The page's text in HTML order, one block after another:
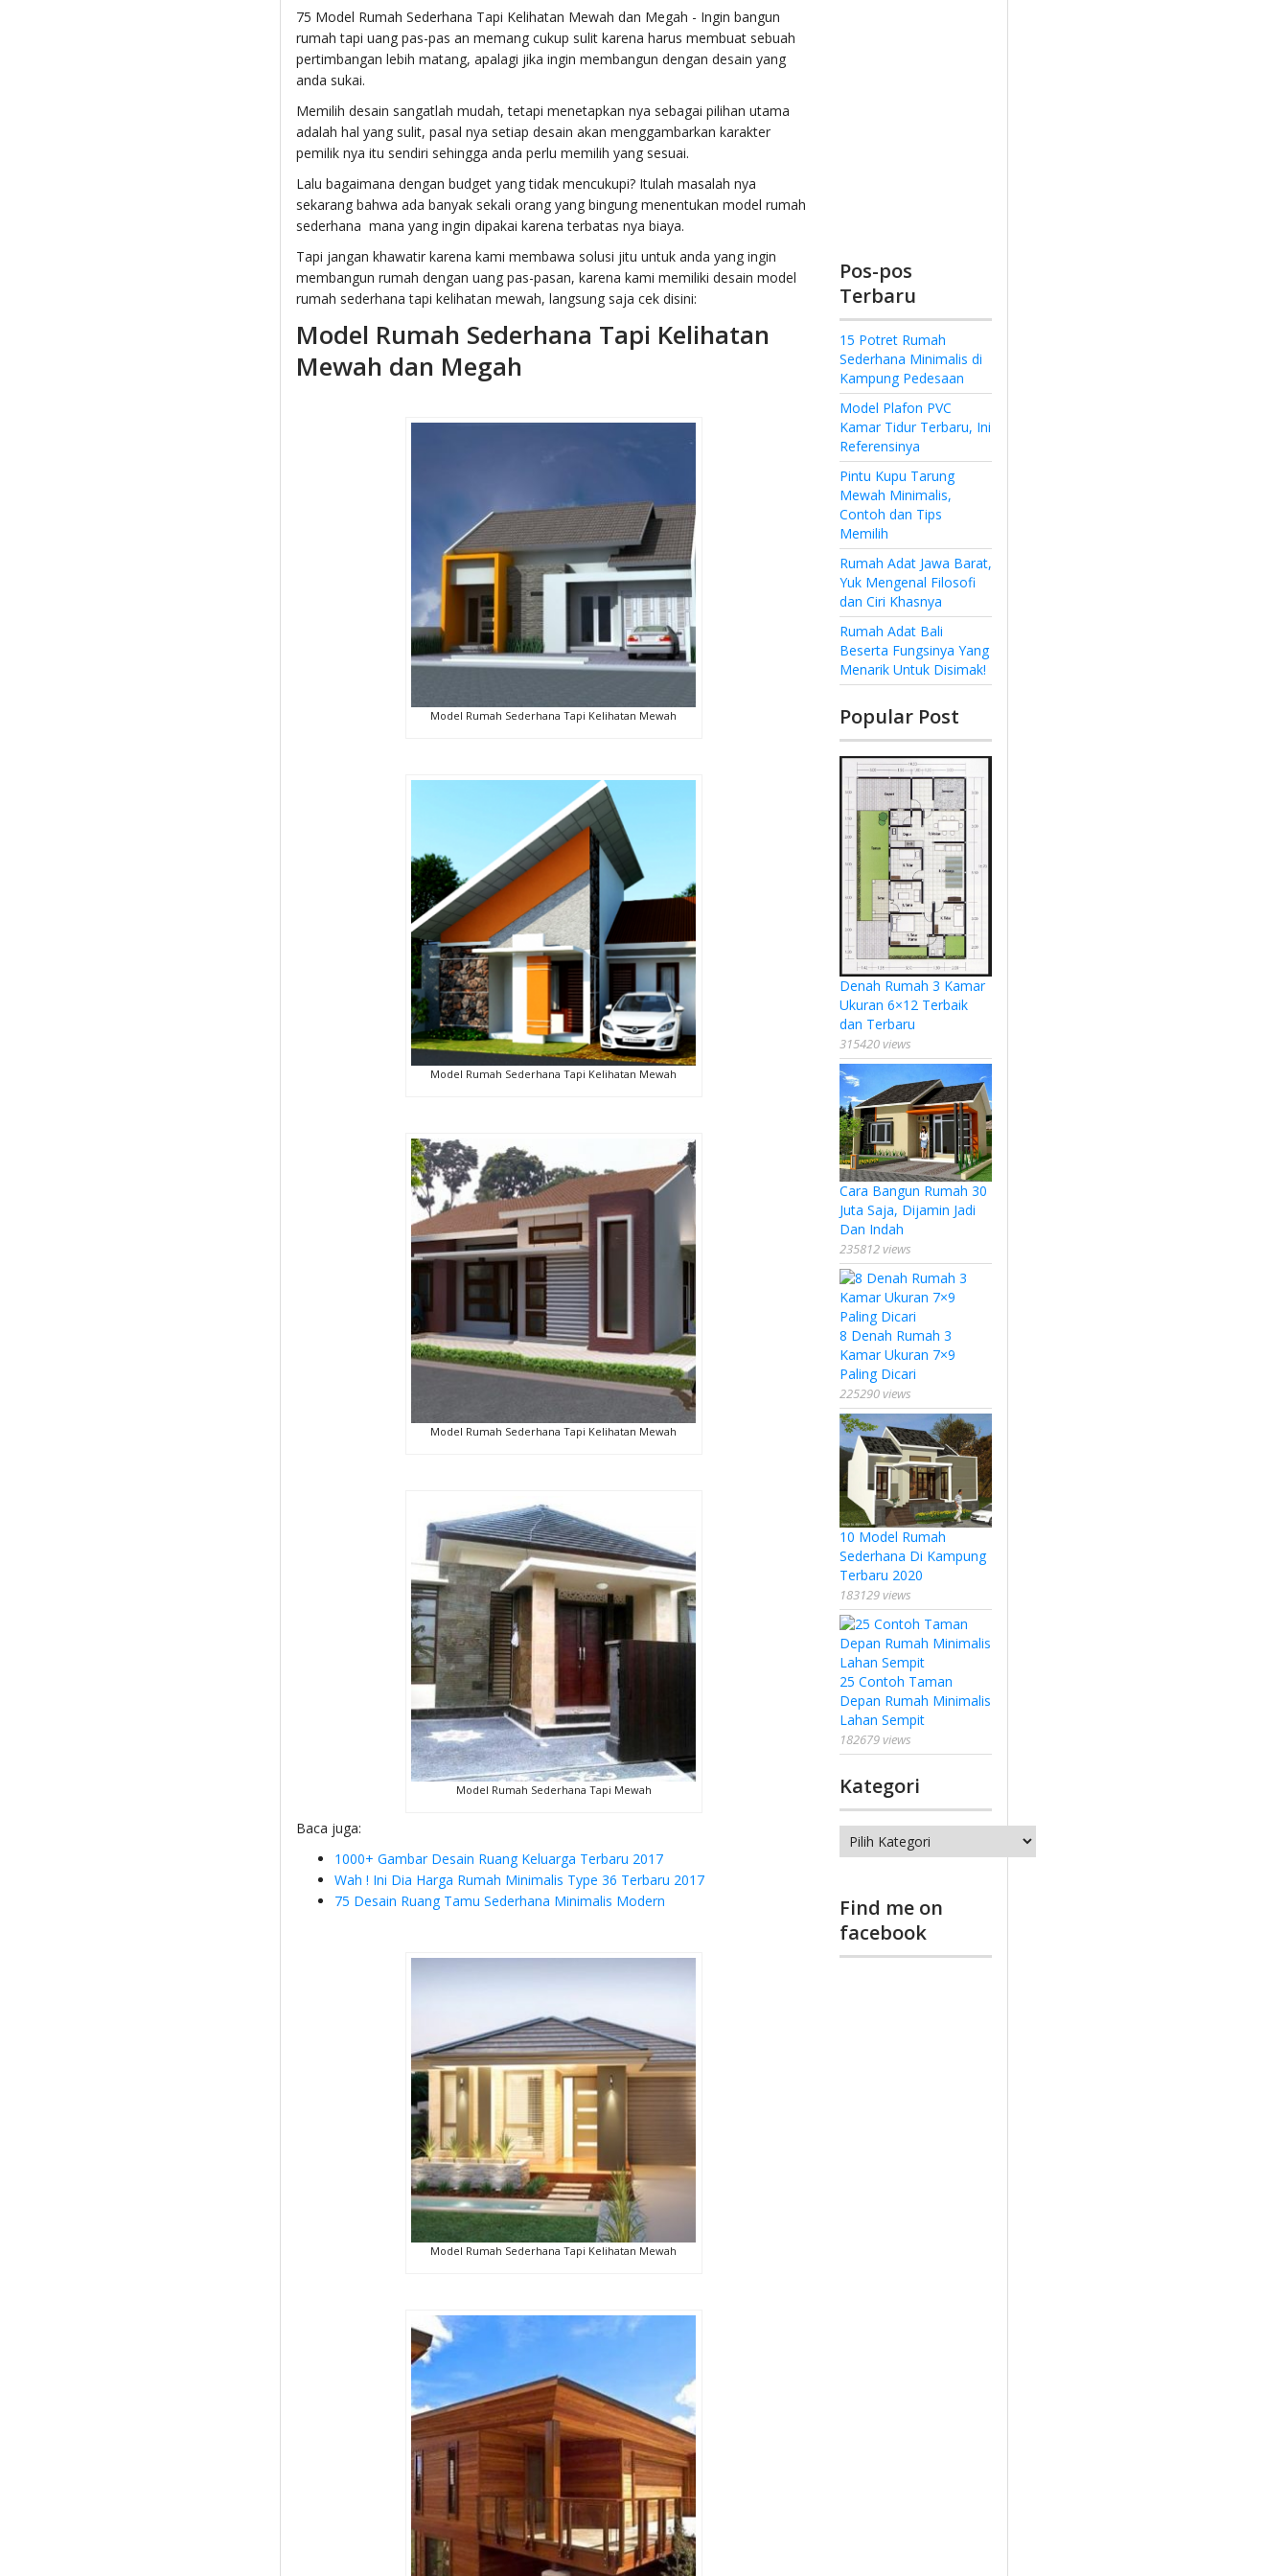
75 Model Rumah Sederhana Tapi Kelihatan Mewah dan Megah - Ingin bangun
rumah tapi uang pas-pas an memang cukup sulit karena harus membuat sebuah
pertimbangan lebih matang, apalagi jika ingin membangun dengan desain yang
anda sukai.
Memilih desain sangatlah mudah, tetapi menetapkan nya sebagai pilihan utama
adalah hal yang sulit, pasal nya setiap desain akan menggambarkan karakter
pemilik nya itu sendiri sehingga anda perlu memilih yang sesuai.
Lalu bagaimana dengan budget yang tidak mencukupi? Itulah masalah nya
sekarang bahwa ada banyak sekali orang yang bingung menentukan model rumah
sederhana mana yang ingin dipakai karena terbatas nya biaya.
Tapi jangan khawatir karena kami membawa solusi jitu untuk anda yang ingin
membangun rumah dengan uang pas-pasan, karena kami memiliki desain model
rumah sederhana tapi kelihatan mewah, langsung saja cek disini:
Model Rumah Sederhana Tapi Kelihatan
Mewah dan Megah
Model Rumah Sederhana Tapi Kelihatan Mewah
Model Rumah Sederhana Tapi Kelihatan Mewah
Model Rumah Sederhana Tapi Kelihatan Mewah
Model Rumah Sederhana Tapi Mewah
Baca juga:
1000+ Gambar Desain Ruang Keluarga Terbaru 2017
Wah ! Ini Dia Harga Rumah Minimalis Type 36 Terbaru 2017
75 Desain Ruang Tamu Sederhana Minimalis Modern
Model Rumah Sederhana Tapi Kelihatan Mewah
Pos-pos
Terbaru
15 Potret Rumah
Sederhana Minimalis di
Kampung Pedesaan
Model Plafon PVC
Kamar Tidur Terbaru, Ini
Referensinya
Pintu Kupu Tarung
Mewah Minimalis,
Contoh dan Tips
Memilih
Rumah Adat Jawa Barat,
Yuk Mengenal Filosofi
dan Ciri Khasnya
Rumah Adat Bali
Beserta Fungsinya Yang
Menarik Untuk Disimak!
Popular Post
Denah Rumah 3 Kamar
Ukuran 6×12 Terbaik
dan Terbaru
315420 views
Cara Bangun Rumah 30
Juta Saja, Dijamin Jadi
Dan Indah
235812 views
8 Denah Rumah 3
Kamar Ukuran 7×9
Paling Dicari
225290 views
10 Model Rumah
Sederhana Di Kampung
Terbaru 2020
183129 views
25 Contoh Taman
Depan Rumah Minimalis
Lahan Sempit
182679 views
Kategori
Kategori
Find me on
facebook